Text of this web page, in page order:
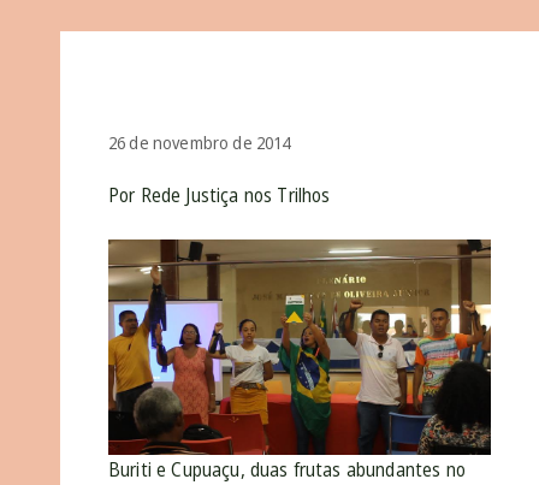
26 de novembro de 2014
Por Rede Justiça nos Trilhos
Buriti e Cupuaçu, duas frutas abundantes no